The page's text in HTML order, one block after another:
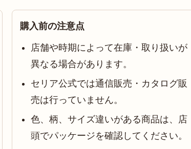
購入前の注意点
店舗や時期によって在庫・取り扱いが
異なる場合があります。
セリア公式では通信販売・カタログ販
売は行っていません。
色、柄、サイズ違いがある商品は、店
頭でパッケージを確認してください。